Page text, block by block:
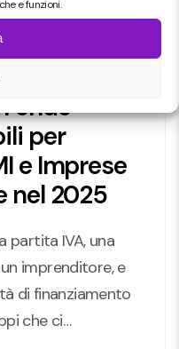
e funzioni.
e
per
e Imprese
nel 2025
partita IVA, una
imprenditore, e
di finanziamento
che ci…